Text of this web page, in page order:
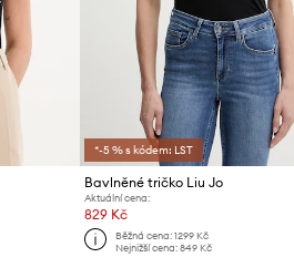
*-5 % s kódem: LST
Bavlněné tričko Liu Jo
Aktuální cena:
829 Kč
Běžná cena: 1299 Kč
Nejnižší cena: 849 Kč